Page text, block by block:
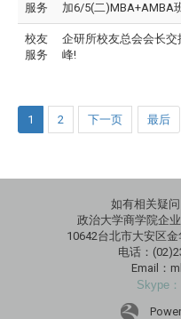
服务
加6/5(二)MBA+AMBA
校友
服务
企研所校友总会会长
峰!
1 2 下一页 最后
如有相关疑
政治大学商学院企
10642台北市大安区
电话：
Email：
Skype：